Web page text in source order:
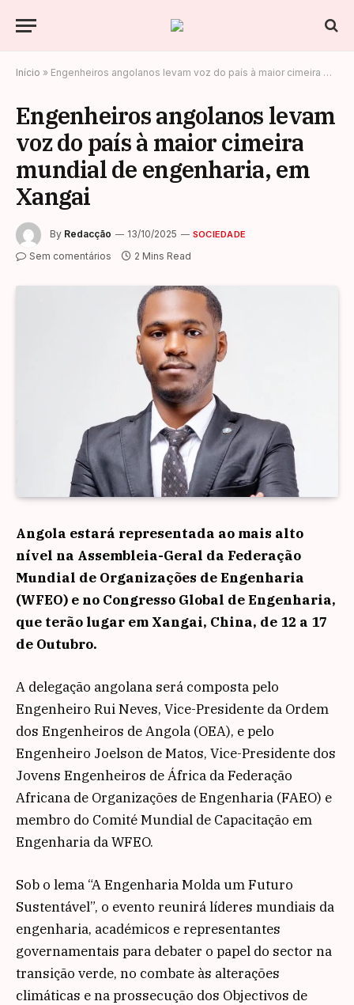
Início » Engenheiros angolanos levam voz do país à maior cimeira mundial de engenharia, em Xangai
Engenheiros angolanos levam
voz do país à maior cimeira
mundial de engenharia, em
Xangai
By Redacção 13/10/2025 SOCIEDADE
Sem comentários 2 Mins Read
Angola estará representada ao mais alto
nível na Assembleia-Geral da Federação
Mundial de Organizações de Engenharia
(WFEO) e no Congresso Global de Engenharia,
que terão lugar em Xangai, China, de 12 a 17
de Outubro.
A delegação angolana será composta pelo
Engenheiro Rui Neves, Vice-Presidente da Ordem
dos Engenheiros de Angola (OEA), e pelo
Engenheiro Joelson de Matos, Vice-Presidente dos
Jovens Engenheiros de África da Federação
Africana de Organizações de Engenharia (FAEO) e
membro do Comité Mundial de Capacitação em
Engenharia da WFEO.
Sob o lema “A Engenharia Molda um Futuro
Sustentável”, o evento reunirá líderes mundiais da
engenharia, académicos e representantes
governamentais para debater o papel do sector na
transição verde, no combate às alterações
climáticas e na prossecução dos Objectivos de